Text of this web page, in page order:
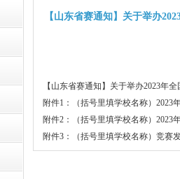
【山东省赛通知】关于举办
【山东省赛通知】关于举办2023年
附件1：（括号里填学校名称）2023
附件2：（括号里填学校名称）2023
附件3：（括号里填学校名称）竞赛